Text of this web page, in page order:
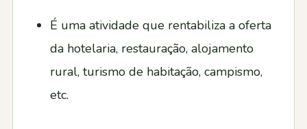
É uma atividade que rentabiliza a oferta
da hotelaria, restauração, alojamento
rural, turismo de habitação, campismo,
etc.